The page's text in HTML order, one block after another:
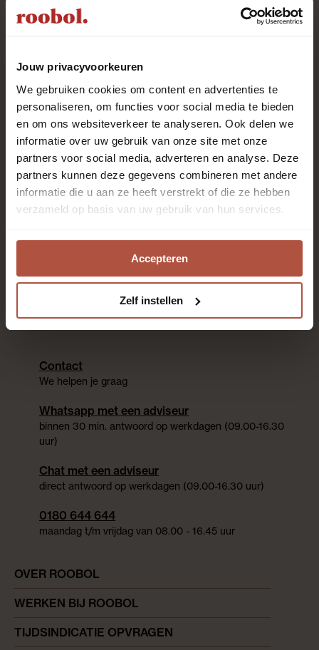
Jouw privacyvoorkeuren
We gebruiken cookies om content en advertenties te
personaliseren, om functies voor social media te bieden
en om ons websiteverkeer te analyseren. Ook delen we
informatie over uw gebruik van onze site met onze
partners voor social media, adverteren en analyse. Deze
partners kunnen deze gegevens combineren met andere
informatie die u aan ze heeft verstrekt of die ze hebben
verzameld op basis van uw gebruik van hun services.
Accepteren
Zelf instellen
Roobol is al meer dan 80 jaar specialist in vloeren en
raambekleding met het beste advies en de beste
service. Kom langs in één van de 28 winkels. Onze
enthousiaste adviseurs staan voor je klaar!
Altijd als eerste op de
hoogte zijn?
Aanmelden nieuwsbrief
OVER ROOBOL
WERKEN BIJ ROOBOL
TIJDSINDICATIE OPVRAGEN
Contact
We helpen je graag
Whatsapp met een adviseur
binnen 30 min. antwoord op werkdagen (09.00-16.30
uur)
Chat met een adviseur
direct antwoord op werkdagen (09.00-16.30 uur)
0180 644 644
maandag t/m vrijdag van 08.00 - 16.45 uur